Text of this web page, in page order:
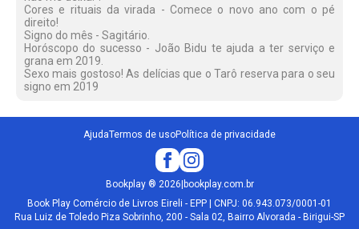
Cores e rituais da virada - Comece o novo ano com o pé
direito!
Signo do mês - Sagitário.
Horóscopo do sucesso - João Bidu te ajuda a ter serviço e
grana em 2019.
Sexo mais gostoso! As delícias que o Tarô reserva para o seu
signo em 2019
AjudaTermos de usoPolítica de privacidade
Bookplay® 2026 bookplay.com.br
Book Play Comércio de Livros Eireli - EPP | CNPJ: 06.943.073/0001-01
Rua Luiz de Toledo Piza Sobrinho, 200 - Sala 02, Bairro Alvorada - Birigui-SP